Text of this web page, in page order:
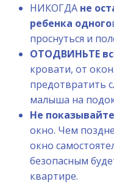
НИКОГДА не
ребенка одного
проснуться и
ОТОДВИНЬТЕ
кровати, от
предотвратить
малыша на
Не показывайте
окно. Чем
окно
безопасным
квартире.